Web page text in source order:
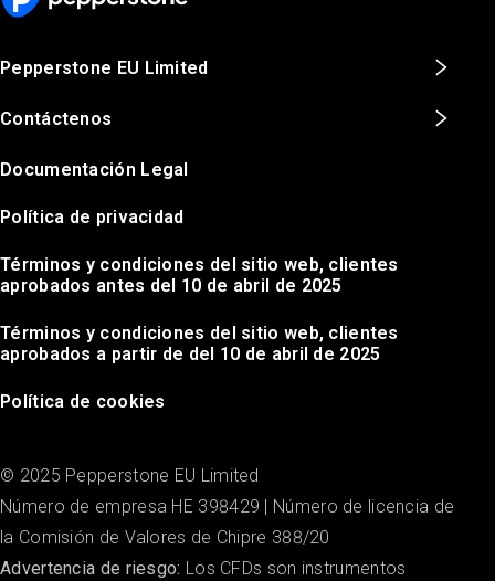
Pepperstone EU Limited
Contáctenos
Documentación Legal
Política de privacidad
Términos y condiciones del sitio web, clientes
aprobados antes del 10 de abril de 2025
Términos y condiciones del sitio web, clientes
aprobados a partir de del 10 de abril de 2025
Política de cookies
© 2025 Pepperstone EU Limited
Número de empresa ΗΕ 398429 | Número de licencia de
la Comisión de Valores de Chipre 388/20
Advertencia de riesgo: Los CFDs son instrumentos